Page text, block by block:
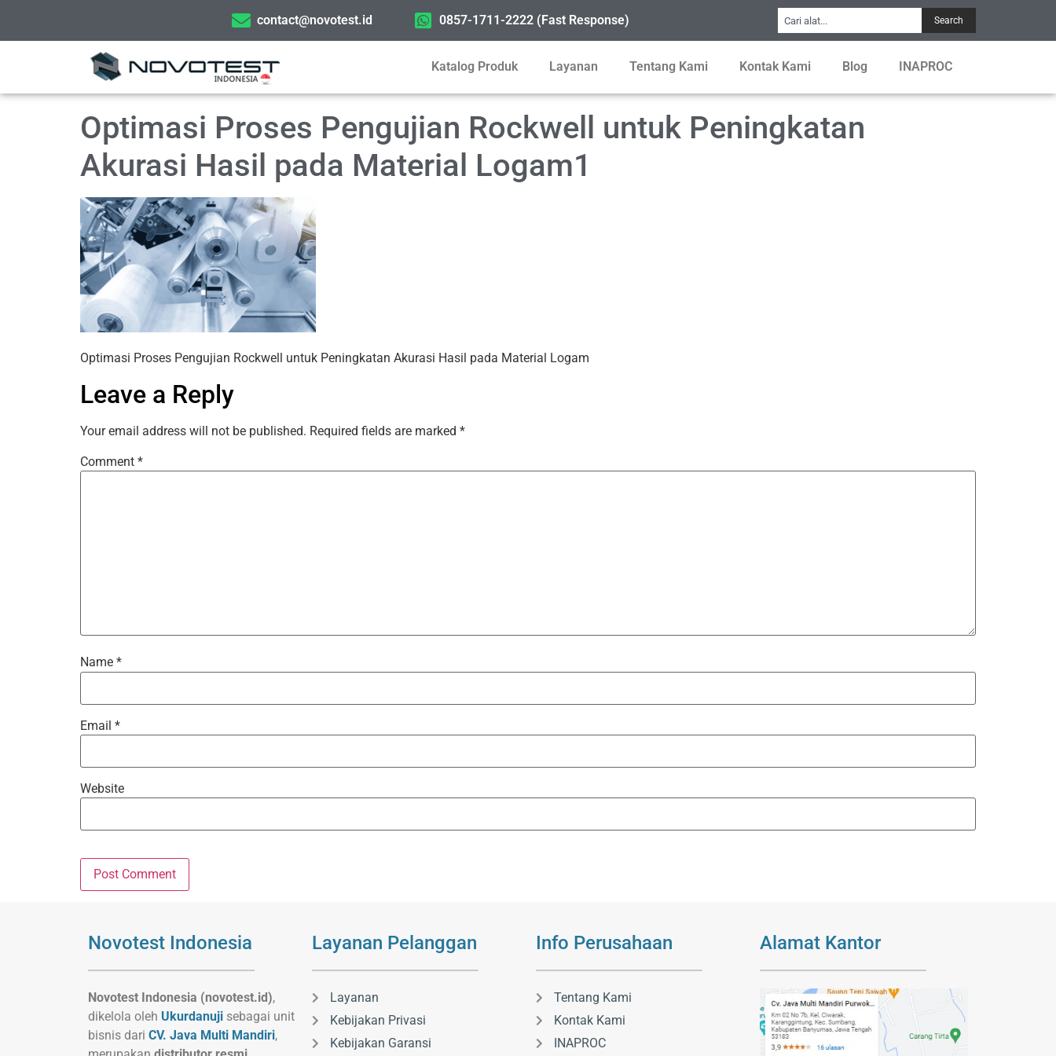
contact@novotest.id 0857-1711-2222 (Fast Response) Search
Katalog Produk Layanan Tentang Kami Kontak Kami Blog INAPROC
Optimasi Proses Pengujian Rockwell untuk Peningkatan
Akurasi Hasil pada Material Logam1
Optimasi Proses Pengujian Rockwell untuk Peningkatan Akurasi Hasil pada Material Logam
Leave a Reply
Your email address will not be published. Required fields are marked *
Comment *
Name *
Email *
Website
Novotest Indonesia
Novotest Indonesia (novotest.id),
dikelola oleh Ukurdanuji sebagai unit
bisnis dari CV. Java Multi Mandiri,
Layanan Pelanggan
Layanan
Kebijakan Privasi
Kebijakan Garansi
Info Perusahaan
Tentang Kami
Kontak Kami
INAPROC
Alamat Kantor